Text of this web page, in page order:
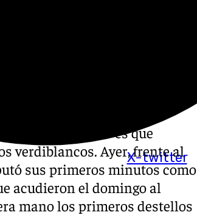
X-twitter
, lo que está claro es que
verdiblancos. Ayer, frente al
sus primeros minutos como
acudieron el domingo al
mano los primeros destellos